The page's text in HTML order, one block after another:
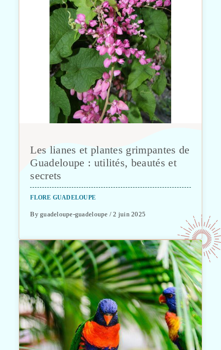
Les lianes et plantes grimpantes de
Guadeloupe : utilités, beautés et
secrets
FLORE GUADELOUPE
By guadeloupe-guadeloupe / 2 juin 2025